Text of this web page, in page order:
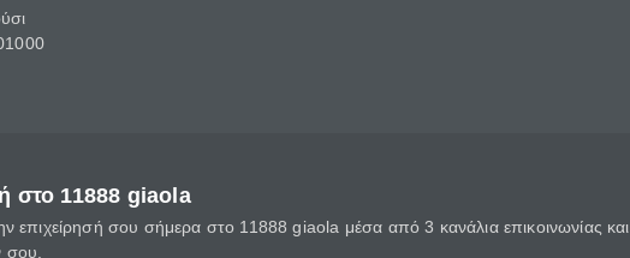
στο 11888 giaola
επιχείρησή σου σήμερα στο 11888 giaola μέσα από 3 κανάλια επικοινωνίας
σου.